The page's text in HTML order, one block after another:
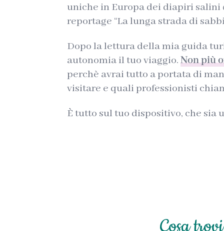
uniche in Europa dei diapiri
reportage “La lunga strada di
Dopo la lettura della mia guida
autonomia il tuo viaggio.Non più
perchè avrai tutto a portata di
visitare e quali professionisti
È tutto sul tuo dispositivo, che sia